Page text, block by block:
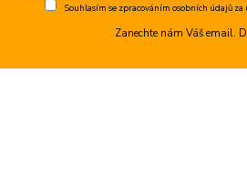
Souhlasím se zpracováním osobních údajůza
Zanechte nám Váš email.